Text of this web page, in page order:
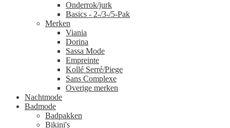
Onderrok/jurk
Basics - 2-/3-/5-Pak
Merken
Viania
Dorina
Sassa Mode
Empreinte
Kollé Serré/Piege
Sans Complexe
Overige merken
Nachtmode
Badmode
Badpakken
Bikini's